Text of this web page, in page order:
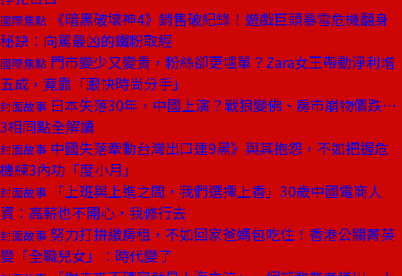
國際焦點
《暗黑破壞神4》銷售破紀錄！遊戲巨頭暴雪危機翻身
秘訣：向罵最凶的鐵粉取經
國際焦點 門市變少又變貴，粉絲卻更埋單？Zara女王帶動淨利增
五成，竟靠「跟快時尚分手」
封面故事 日本失落30年，中國上演？戰狼變佛、房市崩物價跌⋯
3相同點全解讀
封面故事 中國失落牽動台灣出口連9黑》與其抱怨，不如把握危
機練3內功「度小月」
封面故事
「上班與上進之間，我們選擇上香」30歲中國電商人
資：高薪也不開心，我修行去
封面故事 努力打拚繳房租，不如回家爸媽包吃住！香港公關菁英
變「全職兒女」：時代變了